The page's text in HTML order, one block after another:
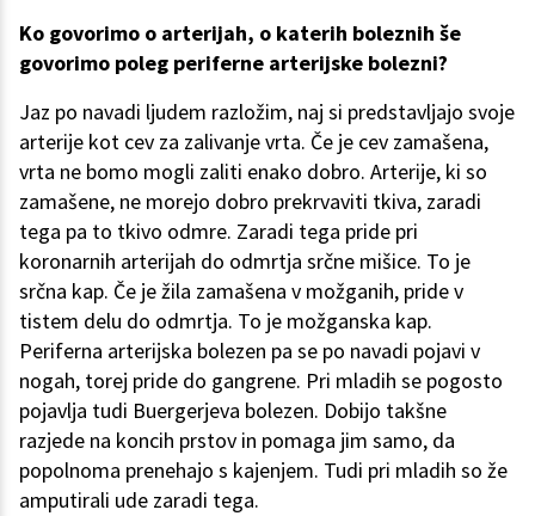
Ko govorimo o arterijah, o katerih boleznih še
govorimo poleg periferne arterijske bolezni?
Jaz po navadi ljudem razložim, naj si predstavljajo svoje
arterije kot cev za zalivanje vrta. Če je cev zamašena,
vrta ne bomo mogli zaliti enako dobro. Arterije, ki so
zamašene, ne morejo dobro prekrvaviti tkiva, zaradi
tega pa to tkivo odmre. Zaradi tega pride pri
koronarnih arterijah do odmrtja srčne mišice. To je
srčna kap. Če je žila zamašena v možganih, pride v
tistem delu do odmrtja. To je možganska kap.
Periferna arterijska bolezen pa se po navadi pojavi v
nogah, torej pride do gangrene. Pri mladih se pogosto
pojavlja tudi Buergerjeva bolezen. Dobijo takšne
razjede na koncih prstov in pomaga jim samo, da
popolnoma prenehajo s kajenjem. Tudi pri mladih so že
amputirali ude zaradi tega.